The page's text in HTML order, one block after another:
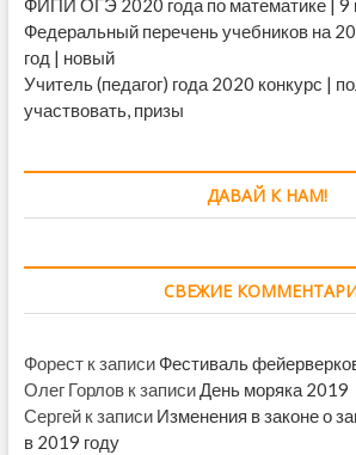
Федеральный перечень учебников на
год | новый
Учитель (педагог) года 2020 конкурс |
участвовать, призы
ДАВАЙ К НАМ!
СВЕЖИЕ
Форестк записи Фестиваль
Олег Горловк записи День моряка 2019
Сергейк записи Изменения в законе о
в 2019 году